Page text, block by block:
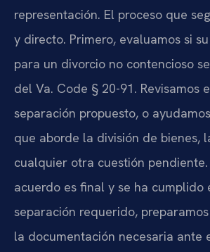
representación. El proceso que
y directo. Primero, evaluamos si
para un divorcio no contencioso
del Va. Code § 20-91. Revisamos
separación propuesto, o
que aborde la división de bienes,
cualquier otra cuestión
acuerdo es final y se ha cumplido
separación requerido,
la documentación necesaria ante